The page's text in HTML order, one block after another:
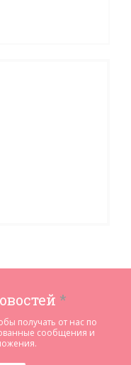
*
получать от нас по
сообщения и